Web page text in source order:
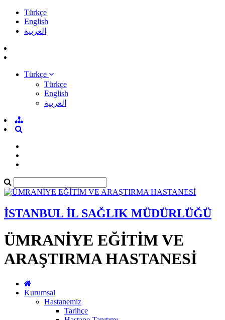
Türkçe
English
العربية
Türkçe
Türkçe
English
العربية
İSTANBUL İL SAĞLIK MÜDÜRLÜĞÜ
ÜMRANİYE EĞİTİM VE
ARAŞTIRMA HASTANESİ
Kurumsal
Hastanemiz
Tarihçe